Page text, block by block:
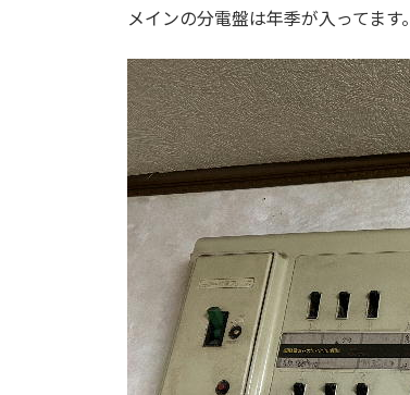
メインの分電盤は年季が入ってます。